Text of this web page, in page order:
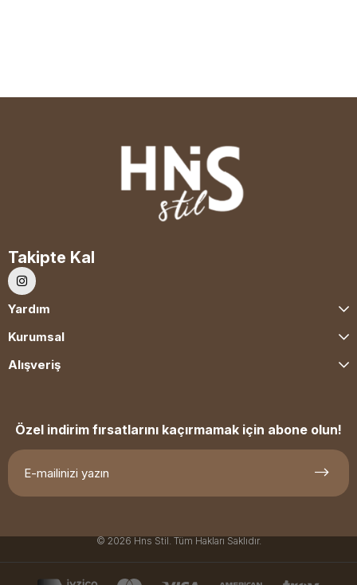
Takipte Kal
Yardım
Kurumsal
Alışveriş
Özel indirim fırsatlarını kaçırmamak için abone olun!
© 2026 Hns Stil. Tüm Hakları Saklıdır.